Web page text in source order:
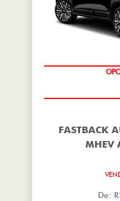
FASTBACK
MHEV
De: